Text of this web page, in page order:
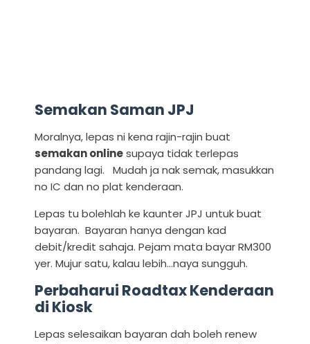
Semakan Saman JPJ
Moralnya, lepas ni kena rajin-rajin buat
semakan onlinesupaya tidak terlepas
pandang lagi. Mudah ja nak semak, masukkan
no IC dan no plat kenderaan.
Lepas tu bolehlah ke kaunter JPJ untuk buat
bayaran. Bayaran hanya dengan kad
debit/kredit sahaja. Pejam mata bayar RM300
yer. Mujur satu, kalau lebih...naya sungguh.
Perbaharui Roadtax Kenderaan
di Kiosk
Lepas selesaikan bayaran dah boleh renew